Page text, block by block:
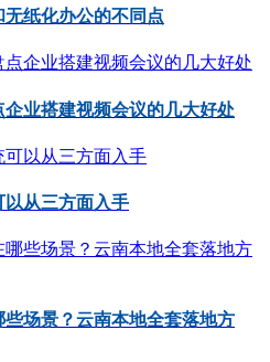
纸化办公的不同点
业搭建视频会议的几大好处
从三方面入手
场景？云南本地全套落地方